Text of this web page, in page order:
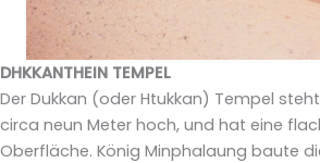
DHKKANTHEIN TEMPEL
Der Dukkan (oder Htukkan) Tempel
circa neun Meter hoch, und hat eine
Oberfläche. König Minphalaung baute